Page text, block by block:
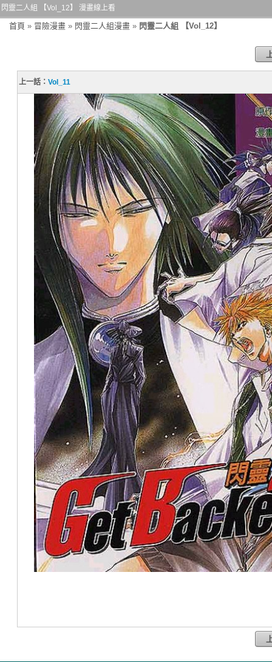
閃靈二人組 【Vol_12】 漫畫線上看
首頁 » 冒險漫畫 » 閃靈二人組漫畫 » 閃靈二人組 【Vol_12】
上一話：Vol_11